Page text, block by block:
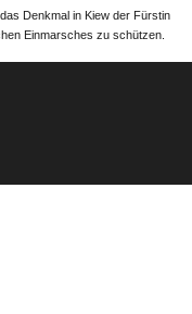
Denkmal in Kiew der Fürstin
Einmarsches zu schützen.